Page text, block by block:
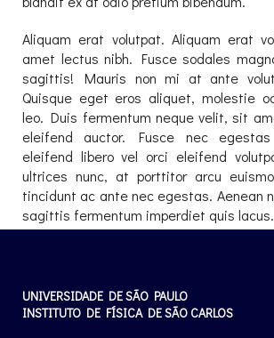
Aliquam erat volutpat. Aliquam erat
amet lectus nibh. Fusce sodales
sagittis! Mauris non mi at ante
Quisque eget eros aliquet, molestie
leo. Duis fermentum neque velit, sit
eleifend auctor. Fusce nec
eleifend libero vel orci eleifend
ultrices nunc, at porttitor arcu
tincidunt ac ante nec egestas. Aenean
sagittis fermentum imperdiet quis lacus.
UNIVERSIDADE DE SÃO PAULO
INSTITUTO DE FÍSICA DE SÃO CARLOS